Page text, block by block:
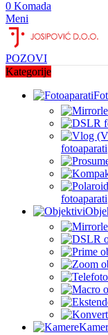
0 Komada
Meni
POZOVI
Kategorije
fotoaparati
fotoaparati